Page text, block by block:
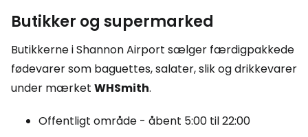
Butikker og supermarked
Butikkerne i Shannon Airport sælger færdigpakkede
fødevarer som baguettes, salater, slik og drikkevarer
under mærket WHSmith.
Offentligt område - åbent 5:00 til 22:00